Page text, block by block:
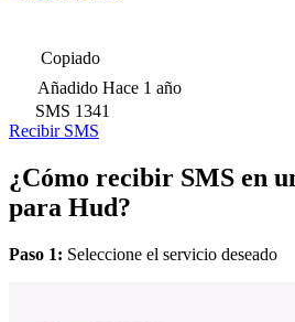
Copiado
Añadido Hace 1 año
SMS 1341
Recibir SMS
¿Cómo recibir SMS en
para Hud?
Paso 1: Seleccione el servicio deseado